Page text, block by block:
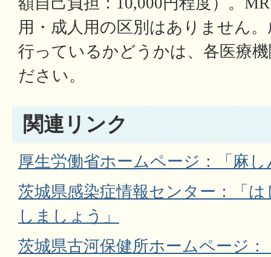
用・成人用の区別はありません
行っているかどうかは、各医療
ださい。
関連リンク
厚生労働省ホームページ：「麻
茨城県感染症情報センター：「
しましょう」
茨城県古河保健所ホームページ：